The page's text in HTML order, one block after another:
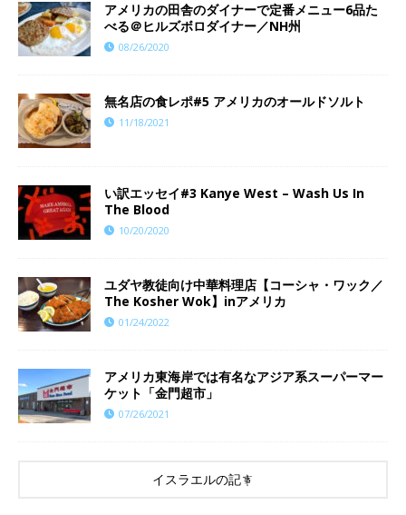
アメリカの田舎のダイナーで定番メニュー6品た
べる＠ヒルズボロダイナー／NH州
08/26/2020
​​無名店の食レポ#5 アメリカのオールドソルト
11/18/2021
い訳エッセイ#3 Kanye West – Wash Us In
The Blood
10/20/2020
ユダヤ教徒向け中華料理店【コーシャ・ワック／
The Kosher Wok】inアメリカ
01/24/2022
アメリカ東海岸では有名なアジア系スーパーマー
ケット「金門超市」
07/26/2021
イスラエルの記事